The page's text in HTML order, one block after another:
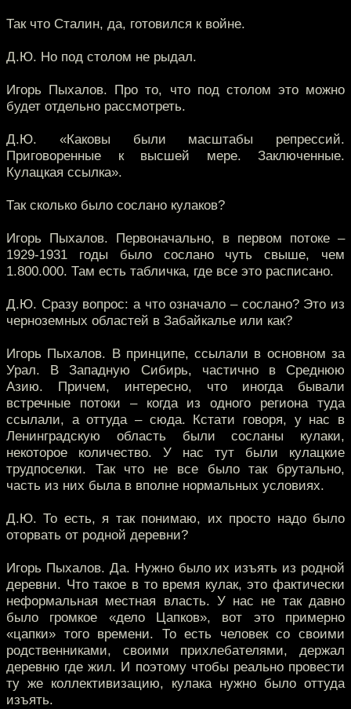
Так что Сталин, да, готовился к войне.
Д.Ю. Но под столом не рыдал.
Игорь Пыхалов. Про то, что под столом это можно
будет отдельно рассмотреть.
Д.Ю. «Каковы были масштабы репрессий.
Приговоренные к высшей мере. Заключенные.
Кулацкая ссылка».
Так сколько было сослано кулаков?
Игорь Пыхалов. Первоначально, в первом потоке –
1929-1931 годы было сослано чуть свыше, чем
1.800.000. Там есть табличка, где все это расписано.
Д.Ю. Сразу вопрос: а что означало – сослано? Это из
черноземных областей в Забайкалье или как?
Игорь Пыхалов. В принципе, ссылали в основном за
Урал. В Западную Сибирь, частично в Среднюю
Азию. Причем, интересно, что иногда бывали
встречные потоки – когда из одного региона туда
ссылали, а оттуда – сюда. Кстати говоря, у нас в
Ленинградскую область были сосланы кулаки,
некоторое количество. У нас тут были кулацкие
трудпоселки. Так что не все было так брутально,
часть из них была в вполне нормальных условиях.
Д.Ю. То есть, я так понимаю, их просто надо было
оторвать от родной деревни?
Игорь Пыхалов. Да. Нужно было их изъять из родной
деревни. Что такое в то время кулак, это фактически
неформальная местная власть. У нас не так давно
было громкое «дело Цапков», вот это примерно
«цапки» того времени. То есть человек со своими
родственниками, своими прихлебателями, держал
деревню где жил. И поэтому чтобы реально провести
ту же коллективизацию, кулака нужно было оттуда
изъять.